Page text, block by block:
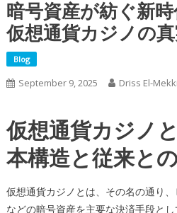
暗号資産が紡ぐ新時
仮想通貨カジノの
Blog
September 9, 2025 Driss El-Mekki
仮想通貨カジノ
本構造と従来と
仮想通貨カジノとは、その名の通り
などの暗号資産を主要な決済手段と